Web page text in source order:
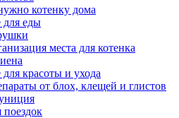
котенку дома
для еды
места для котенка
для красоты и ухода
от блох, клещей и глистов
поездок